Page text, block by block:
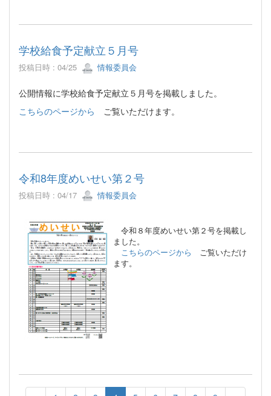
学校給食予定献立５月号
投稿日時 : 04/25 情報委員会
公開情報に学校給食予定献立５月号を掲載しました。
こちらのページから ご覧いただけます。
令和8年度めいせい第２号
投稿日時 : 04/17 情報委員会
令和８年度めいせい第２号を掲載し
ました。
こちらのページから
ご覧いただけ
ます。